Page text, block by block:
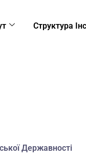
Структура
Державності